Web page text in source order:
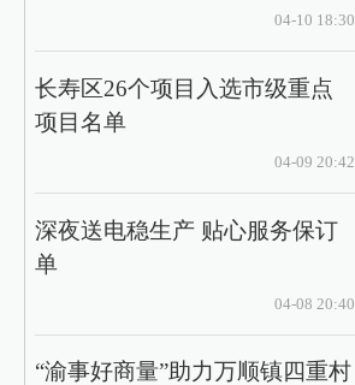
04-10 18:30
长寿区26个项目入选市级重点
项目名单
04-09 20:42
深夜送电稳生产 贴心服务保订
单
04-08 20:40
“渝事好商量”助力万顺镇四重村